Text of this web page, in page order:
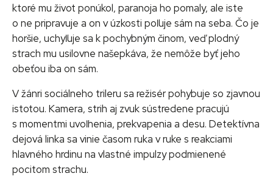
ktoré mu život ponúkol, paranoja ho pomaly, ale iste
o ne pripravuje a on v úzkosti poľuje sám na seba. Čo je
horšie, uchyľuje sa k pochybným činom, veď plodný
strach mu usilovne našepkáva, že nemôže byť jeho
obeťou iba on sám.
V žánri sociálneho trileru sa režisér pohybuje so zjavnou
istotou. Kamera, strih aj zvuk sústredene pracujú
s momentmi uvoľnenia, prekvapenia a desu. Detektívna
dejová linka sa vinie časom ruka v ruke s reakciami
hlavného hrdinu na vlastné impulzy podmienené
pocitom strachu.